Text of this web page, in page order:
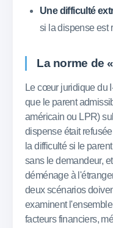
Une difficulté
si la dispense est
La norme de
Le cœur juridique du
que le parent
américain ou LPR)
dispense était
la difficulté si le
sans le demandeur,
déménage à
deux scénarios
examinent
facteurs financiers,